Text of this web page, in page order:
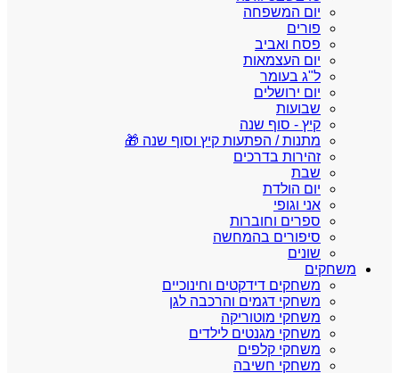
יום המשפחה
פורים
פסח ואביב
יום העצמאות
ל"ג בעומר
יום ירושלים
שבועות
קיץ - סוף שנה
מתנות / הפתעות קיץ וסוף שנה 🎁
זהירות בדרכים
שבת
יום הולדת
אני וגופי
ספרים וחוברות
סיפורים בהמחשה
שונים
משחקים
משחקים דידקטים וחינוכיים
משחקי דגמים והרכבה לגן
משחקי מוטוריקה
משחקי מגנטים לילדים
משחקי קלפים
משחקי חשיבה